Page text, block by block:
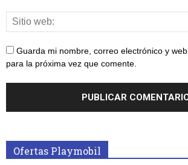
Guarda mi nombre, correo electrónico y
para la próxima vez que comente.
Ofertas Playmobil